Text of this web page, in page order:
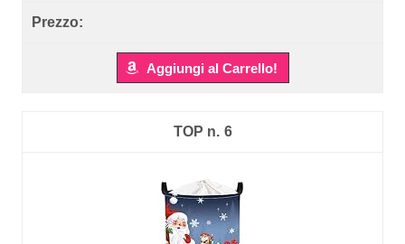
Aggiungi al Carrello!
6